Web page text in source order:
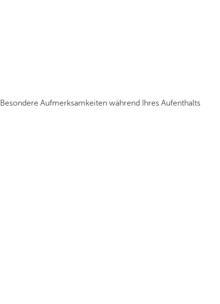
Besondere Aufmerksamkeiten während Ihres Aufenthalts